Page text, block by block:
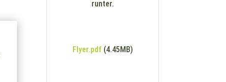
runter.
Flyer.pdf(4.45MB)